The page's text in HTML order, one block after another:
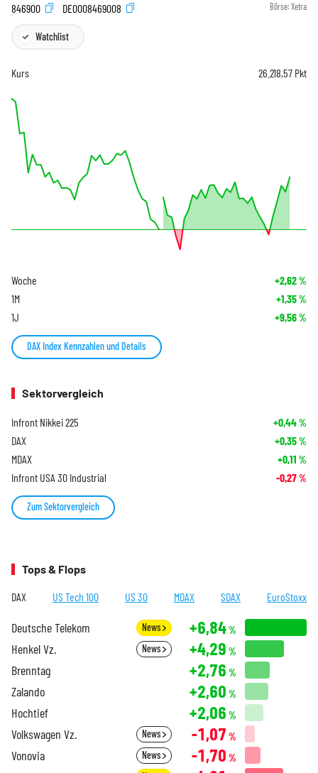
846900
DE0008469008 Börse: Xetra
Watchlist
Kurs 26.218,57 Pkt
Woche +2,62%
1M +1,35%
1J +9,56%
DAX Index Kennzahlen und Details
Sektorvergleich
Infront Nikkei 225 +0,44%
DAX +0,35%
MDAX +0,11 %
Infront USA 30 Industrial -0,27%
Zum Sektorvergleich
Tops & Flops
DAX US Tech 100 US 30 MDAX SDAX EuroStoxx
Deutsche Telekom News +6,84%
Henkel Vz. News +4,29 %
Brenntag +2,76 %
Zalando +2,60 %
Hochtief +2,06 %
Volkswagen Vz. News -1,07 %
Vonovia News -1,70 %